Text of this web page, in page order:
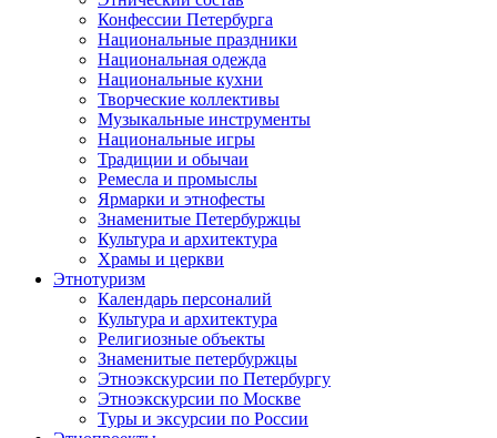
Конфессии Петербурга
Национальные праздники
Национальная одежда
Национальные кухни
Творческие коллективы
Музыкальные инструменты
Национальные игры
Традиции и обычаи
Ремесла и промыслы
Ярмарки и этнофесты
Знаменитые Петербуржцы
Культура и архитектура
Храмы и церкви
Этнотуризм
Календарь персоналий
Культура и архитектура
Религиозные объекты
Знаменитые петербуржцы
Этноэкскурсии по Петербургу
Этноэкскурсии по Москве
Туры и эксурсии по России